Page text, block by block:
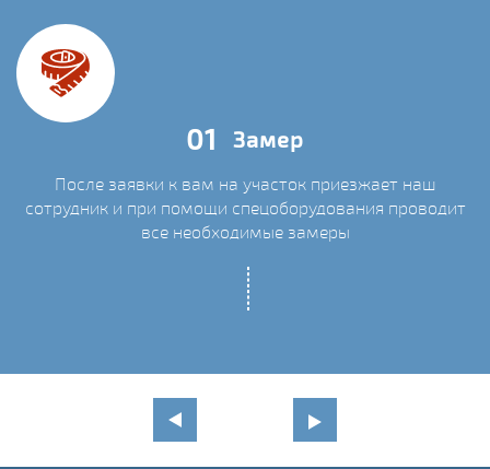
01 Замер
После заявки к вам на участок приезжает наш
сотрудник и при помощи спецоборудования проводит
все необходимые замеры